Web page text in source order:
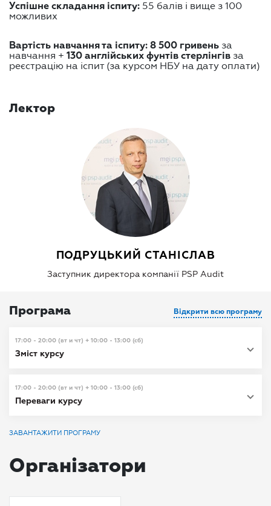
Успішне складання іспиту: 55 балів і вище з 100
можливих
Вартість навчання та іспиту: 8 500 гривень за
навчання + 130 англійських фунтів стерлінгів за
реєстрацію на іспит (за курсом НБУ на дату оплати)
Лектор
ПОДРУЦЬКИЙ СТАНІСЛАВ
Заступник директора компанії PSP Audit
Програма Відкрити всю програму
17:00 - 20:00 (вт и чт) + 10:00 - 13:00 (сб)
Зміст курсу
17:00 - 20:00 (вт и чт) + 10:00 - 13:00 (сб)
Переваги курсу
ЗАВАНТАЖИТИ ПРОГРАМУ
Організатори